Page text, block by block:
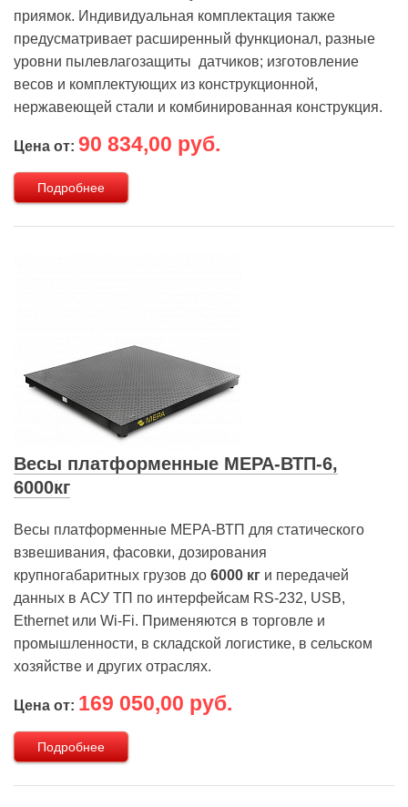
приямок. Индивидуальная комплектация также
предусматривает расширенный функционал, разные
уровни пылевлагозащиты датчиков; изготовление
весов и комплектующих из конструкционной,
нержавеющей стали и комбинированная конструкция.
Цена от: 90 834,00 руб.
Подробнее
Весы платформенные МЕРА-ВТП-6,
6000кг
Весы платформенные МЕРА-ВТП для статического
взвешивания, фасовки, дозирования
крупногабаритных грузов до 6000 кг и передачей
данных в АСУ ТП по интерфейсам RS-232, USB,
Ethernet или Wi-Fi. Применяются в торговле и
промышленности, в складской логистике, в сельском
хозяйстве и других отраслях.
Цена от: 169 050,00 руб.
Подробнее